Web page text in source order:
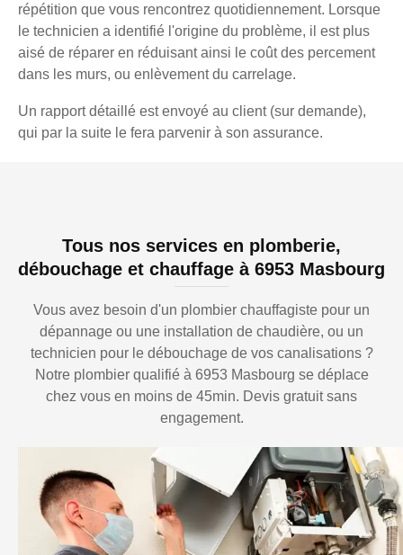
répétition que vous rencontrez quotidiennement. Lorsque
le technicien a identifié l'origine du problème, il est plus
aisé de réparer en réduisant ainsi le coût des percement
dans les murs, ou enlèvement du carrelage.
Un rapport détaillé est envoyé au client (sur demande),
qui par la suite le fera parvenir à son assurance.
Tous nos services en plomberie,
débouchage et chauffage à 6953 Masbourg
Vous avez besoin d'un plombier chauffagiste pour un
dépannage ou une installation de chaudière, ou un
technicien pour le débouchage de vos canalisations ?
Notre plombier qualifié à 6953 Masbourg se déplace
chez vous en moins de 45min. Devis gratuit sans
engagement.